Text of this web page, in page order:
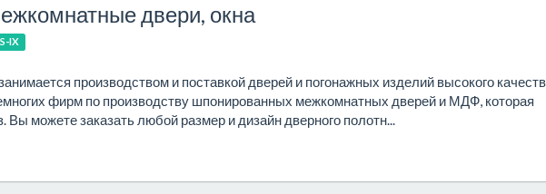
двери, окна
IX
производством и поставкой дверей и погонажных изделий высокого
фирм по производству шпонированных межкомнатных дверей и МДФ, которая
Вы можете заказать любой размер и дизайн дверного полотн...